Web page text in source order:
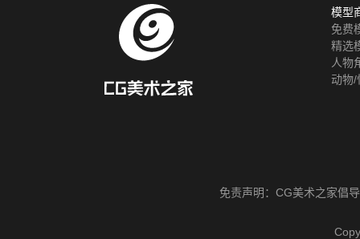
模型
免费
精选
人物
动物/
免责声明： CG美术之家倡